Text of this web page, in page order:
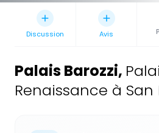
Discussion Avis
Palais Barozzi,
Renaissance à